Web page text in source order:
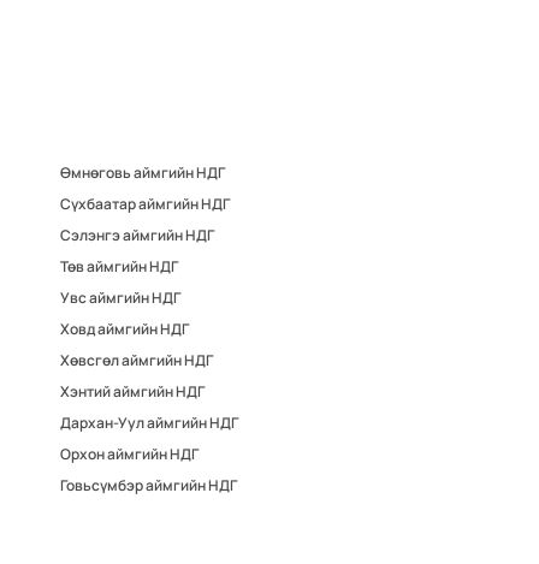
Өмнөговь аймгийн НДГ
Сүхбаатар аймгийн НДГ
Сэлэнгэ аймгийн НДГ
Төв аймгийн НДГ
Увс аймгийн НДГ
Ховд аймгийн НДГ
Хөвсгөл аймгийн НДГ
Хэнтий аймгийн НДГ
Дархан-Уул аймгийн НДГ
Орхон аймгийн НДГ
Говьсүмбэр аймгийн НДГ